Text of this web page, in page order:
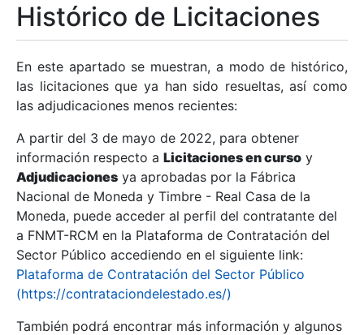
Mostrar/Ocultar
Mostrar/Ocultar
Mostrar/Ocultar
Histórico de Licitaciones
En este apartado se muestran, a modo de histórico,
las licitaciones que ya han sido resueltas, así como
las adjudicaciones menos recientes:
A partir del 3 de mayo de 2022, para obtener
información respecto a Licitaciones en curso y
Adjudicaciones ya aprobadas por la Fábrica
Nacional de Moneda y Timbre - Real Casa de la
Moneda, puede acceder al perfil del contratante del
a FNMT-RCM en la Plataforma de Contratación del
Sector Público accediendo en el siguiente link:
Plataforma de Contratación del Sector Público
(https://contrataciondelestado.es/)
También podrá encontrar más información y algunos